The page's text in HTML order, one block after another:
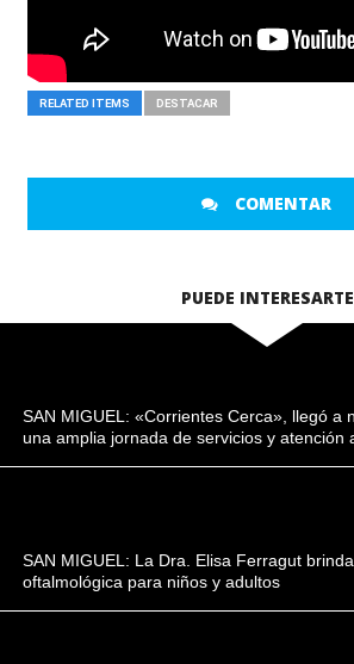
RELATED ITEMS DESTACAR
COMENTAR
PUEDE INTERESARTE
SAN MIGUEL: «Corrientes Cerca», llegó a
una amplia jornada de servicios y atención
SAN MIGUEL: La Dra. Elisa Ferragut
oftalmológica para niños y adultos